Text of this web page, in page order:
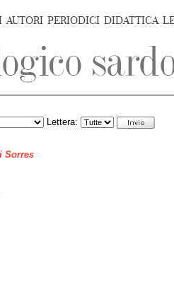
AUTORI PERIODICI DIDATTICA
Lettera:
Sorres